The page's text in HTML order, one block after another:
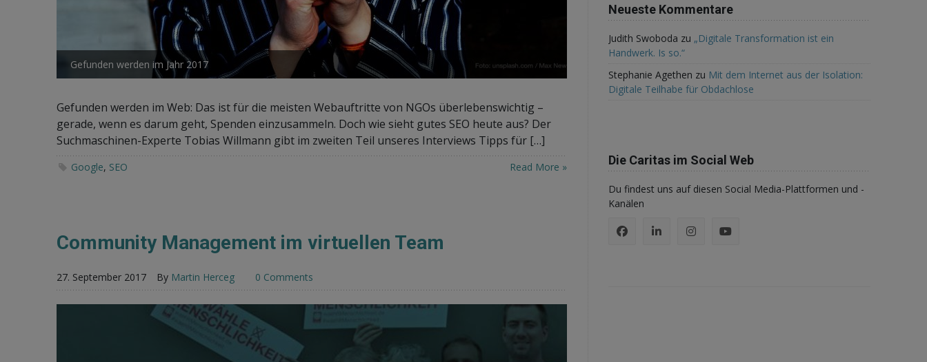
Gefunden werden im Jahr 2017
Gefunden werden im Web: Das ist für die meisten Webauftritte von NGOs überlebenswichtig –
gerade, wenn es darum geht, Spenden einzusammeln. Doch wie sieht gutes SEO heute aus? Der
Suchmaschinen-Experte Tobias Willmann gibt im zweiten Teil unseres Interviews Tipps für […]
Read More »
Google, SEO
Community Management im virtuellen Team
27. September 2017 By Martin Herceg 0 Comments
Neueste Kommentare
Judith Swoboda zu „Digitale Transformation ist ein
Handwerk. Is so.“
Stephanie Agethen zu Mit dem Internet aus der Isolation:
Digitale Teilhabe für Obdachlose
Die Caritas im Social Web
Du findest uns auf diesen Social Media-Plattformen und -
Kanälen